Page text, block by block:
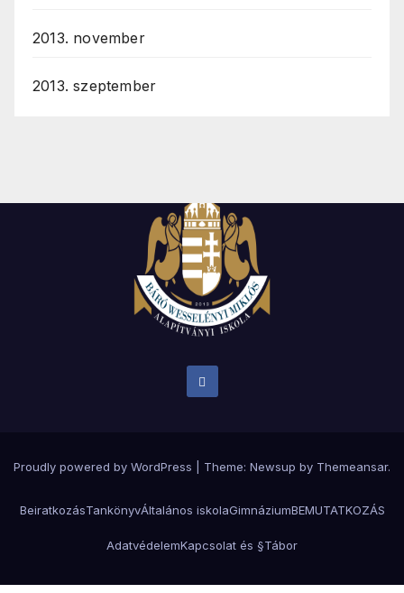
2013. november
2013. szeptember
Proudly powered by WordPress Theme: Newsup by Themeansar.
BeiratkozásTankönyvÁltalános iskolaGimnáziumBEMUTATKOZÁS
AdatvédelemKapcsolat és §Tábor